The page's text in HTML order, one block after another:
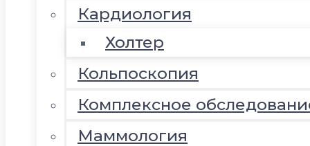
Кардиология
Холтер
Кольпоскопия
Комплексное
Маммология